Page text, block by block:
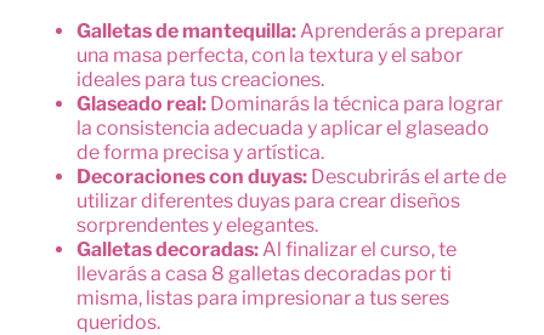
Galletas de mantequilla: Aprenderás a preparar
una masa perfecta, con la textura y el sabor
ideales para tus creaciones.
Glaseado real: Dominarás la técnica para lograr
la consistencia adecuada y aplicar el glaseado
de forma precisa y artística.
Decoraciones con duyas: Descubrirás el arte de
utilizar diferentes duyas para crear diseños
sorprendentes y elegantes.
Galletas decoradas: Al finalizar el curso, te
llevarás a casa 8 galletas decoradas por ti
misma, listas para impresionar a tus seres
queridos.